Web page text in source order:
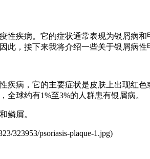
疾病。它的症状通常表现为银屑病
，接下来我将介绍一些关于银屑病
疾病，它的主要症状是皮肤上出现红
球约有1%至3%的人群患有银屑病。
鳞屑。
323953/psoriasis-plaque-1.jpg)